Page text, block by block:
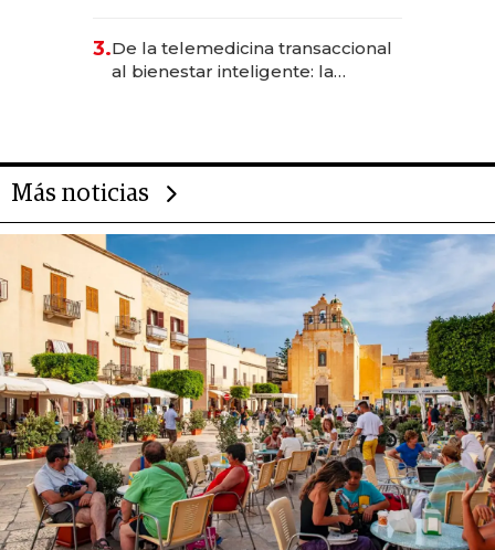
las marcas "fast premium"
3.De la telemedicina transaccional
al bienestar inteligente: la
Más noticias